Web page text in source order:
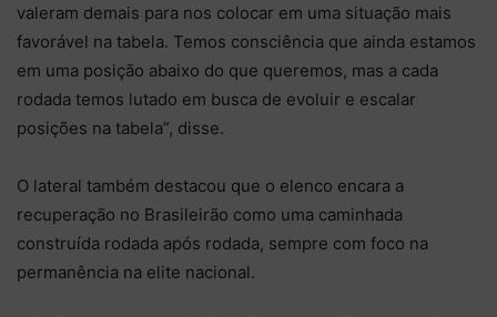
valeram demais para nos colocar em uma situação mais
favorável na tabela. Temos consciência que ainda estamos
em uma posição abaixo do que queremos, mas a cada
rodada temos lutado em busca de evoluir e escalar
posições na tabela”, disse.
O lateral também destacou que o elenco encara a
recuperação no Brasileirão como uma caminhada
construída rodada após rodada, sempre com foco na
permanência na elite nacional.